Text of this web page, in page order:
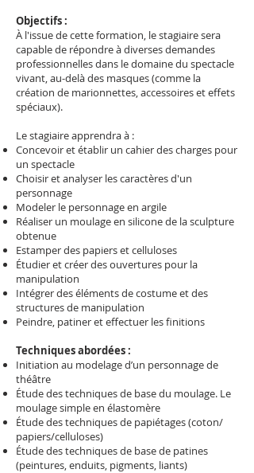
Objectifs :
À l'issue de cette formation, le stagiaire sera
capable de répondre à diverses demandes
professionnelles dans le domaine du spectacle
vivant, au-delà des masques (comme la
création de marionnettes, accessoires et effets
spéciaux).
Le stagiaire apprendra à :
Concevoir et établir un cahier des charges pour
un spectacle
Choisir et analyser les caractères d'un
personnage
Modeler le personnage en argile
Réaliser un moulage en silicone de la sculpture
obtenue
Estamper des papiers et celluloses
Étudier et créer des ouvertures pour la
manipulation
Intégrer des éléments de costume et des
structures de manipulation
Peindre, patiner et effectuer les finitions
Techniques abordées:
Initiation au modelage d’un personnage de
théâtre
Étude des techniques de base du moulage. Le
moulage simple en élastomère
Étude des techniques de papiétages (coton/
papiers/celluloses)
Étude des techniques de base de patines
(peintures, enduits, pigments, liants)